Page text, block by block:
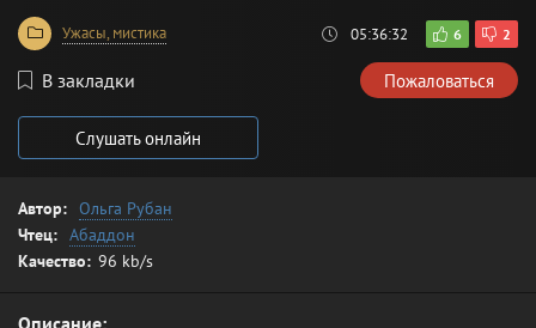
Ужасы, мистика 05:36:32 6 2
В закладки Пожаловаться
Слушать онлайн
Автор: Ольга Рубан
Чтец: Абаддон
Качество: 96 kb/s
Описание: